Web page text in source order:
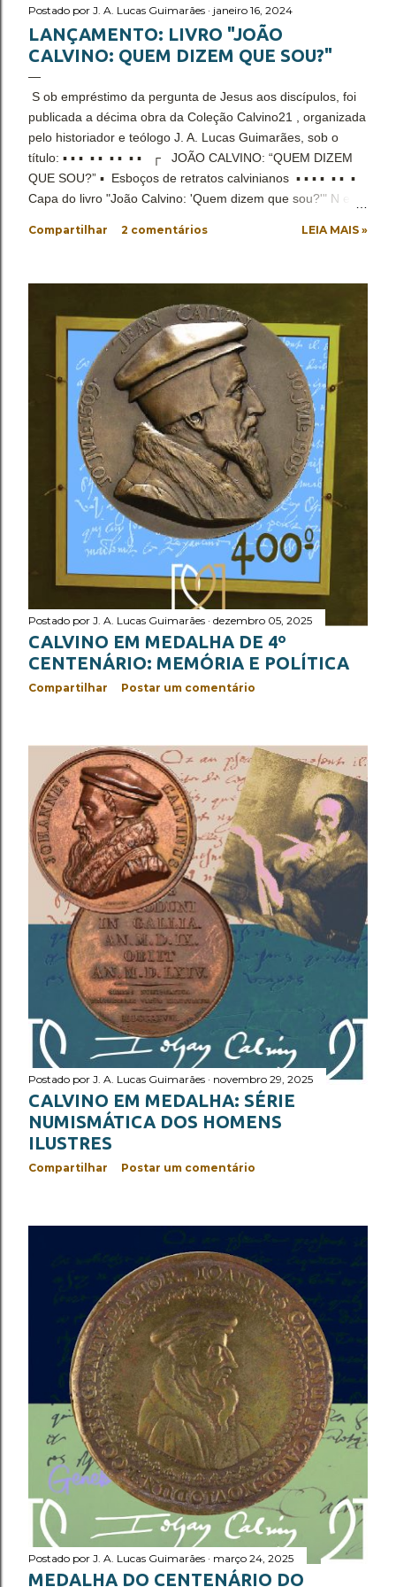
Postado por J. A. Lucas Guimarães janeiro 16, 2024
LANÇAMENTO: LIVRO "JOÃO
CALVINO: QUEM DIZEM QUE SOU?"
S ob empréstimo da pergunta de Jesus aos discípulos, foi
publicada a décima obra da Coleção Calvino21 , organizada
pelo historiador e teólogo J. A. Lucas Guimarães, sob o
título: ▪ ▪ ▪ ▪ ▪ ▪ ▪ ▪ ▪ ┌ JOÃO CALVINO: “QUEM DIZEM
QUE SOU?” ▪ Esboços de retratos calvinianos ▪ ▪ ▪ ▪ ▪ ▪ ▪
Capa do livro "João Calvino: 'Quem dizem que sou?'" N ela
com as identificações à pessoa de João Calvino desde sua
lance de existência atual, é possível que ele fizesse
semelhante indagação, apesar de seu desinteresse por ela
em sua existência. Desse modo, tem início o empenho de
disponibilizar a verdade histórica da identidade e
identificação de João Calvino: advogado, um dos principais
líder da Reforma Protestante do século XVI, pastor na
cidade de Genebra e escritor cristão, com vasta liter...
Compartilhar 2 comentários LEIA MAIS »
Postado por J. A. Lucas Guimarães dezembro 05, 2025
CALVINO EM MEDALHA DE 4º
CENTENÁRIO: MEMÓRIA E POLÍTICA
Compartilhar Postar um comentário
Postado por J. A. Lucas Guimarães novembro 29, 2025
CALVINO EM MEDALHA: SÉRIE
NUMISMÁTICA DOS HOMENS
ILUSTRES
Compartilhar Postar um comentário
Postado por J. A. Lucas Guimarães março 24, 2025
MEDALHA DO CENTENÁRIO DO